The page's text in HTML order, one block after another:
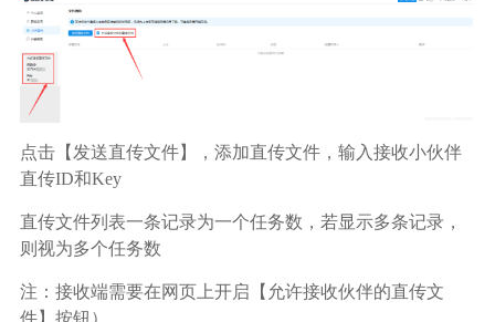
汽车行业
IT互联网行业
影视制作业
点击【发送直传文件】，添加直传文件，输入接收小伙伴
直传ID和Key
直传文件列表一条记录为一个任务数，若显示多条记录，
则视为多个任务数
注：接收端需要在网页上开启【允许接收伙伴的直传文
件】按钮）